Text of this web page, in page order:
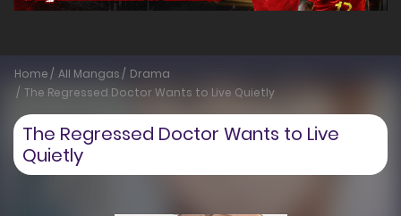
Home All Mangas
Drama
The Regressed Doctor Wants to Live Quietly
The Regressed Doctor Wants to Live
Quietly